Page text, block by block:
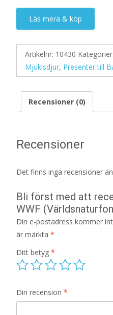
Läs mera & köp
Artikelnr: 10430 Kategorier:
Mjukisdjur, Presenter till
Recensioner (0)
Recensioner
Det finns inga recensioner
Bli först med att
WWF
Din e-postadress kommer
är märkta *
Ditt betyg *
Din recension *